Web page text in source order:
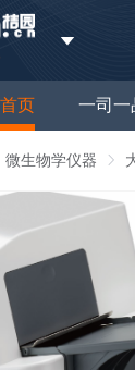
首页 一司一
微生物学仪器